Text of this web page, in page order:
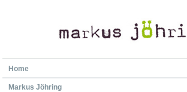
Home
Markus Jöhring